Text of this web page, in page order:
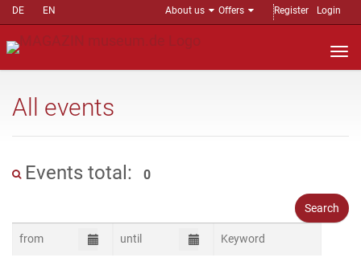
DE EN About us Offers Register Login
All events
Events total: 0